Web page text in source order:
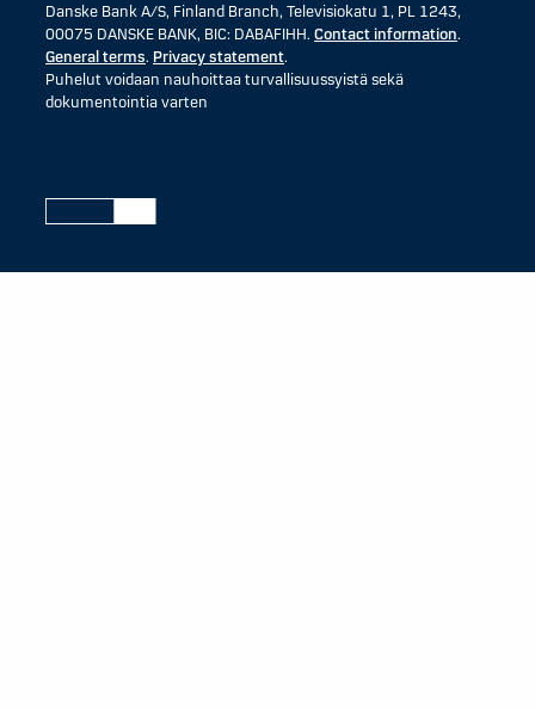
Danske Bank A/S, Finland Branch, Televisiokatu 1, PL 1243,
00075 DANSKE BANK, BIC: DABAFIHH. Contact information.
General terms. Privacy statement.
Puhelut voidaan nauhoittaa turvallisuussyistä sekä
dokumentointia varten